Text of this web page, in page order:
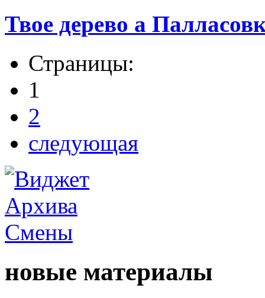
Твое дерево а
Страницы:
1
2
следующая
новые материалы